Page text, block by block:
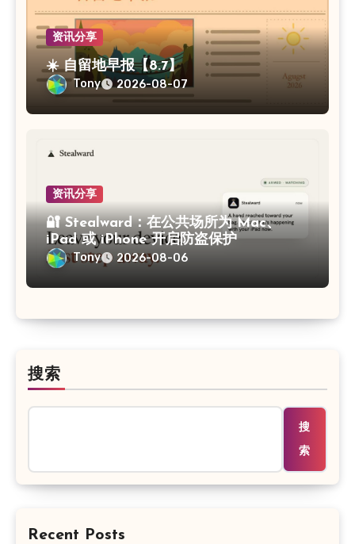
资讯分享
☀️ 自留地早报【8.7】
Tony 2026-08-07
资讯分享
🔐 Stealward：在公共场所为 Mac、
iPad 或 iPhone 开启防盗保护
Tony 2026-08-06
搜索
搜
索
Recent Posts